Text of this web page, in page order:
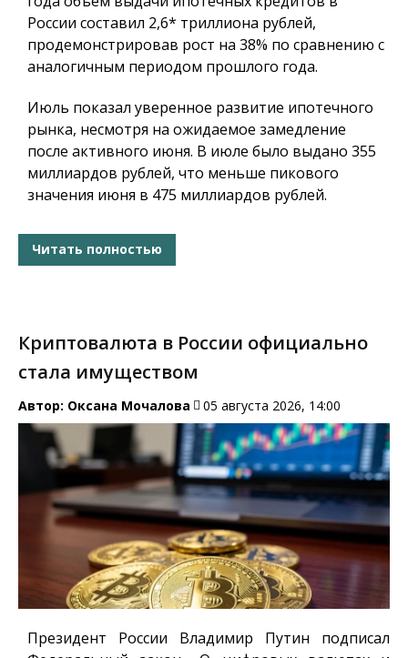
России составил 2,6* триллиона рублей,
продемонстрировав рост на 38% по сравнению с
аналогичным периодом прошлого года.
Июль показал уверенное развитие ипотечного
рынка, несмотря на ожидаемое замедление
после активного июня. В июле было выдано 355
миллиардов рублей, что меньше пикового
значения июня в 475 миллиардов рублей.
Читать полностью
Криптовалюта в России официально
стала имуществом
Автор: Оксана Мочалова 05 августа 2026, 14:00
Президент России Владимир Путин подписал